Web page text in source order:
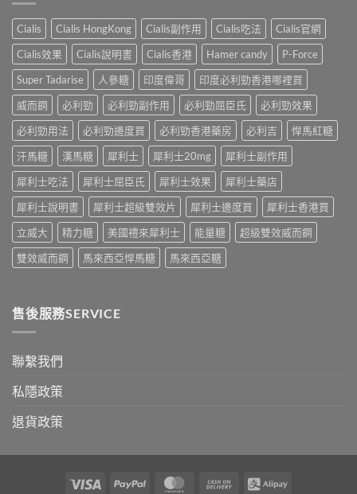
樣？
副
作
用
大
嗎？〉
從
來
不
是
性
福
終
點〉
中
副
作
用
全
解
析：
見
反
應、
生
率〉
中
利
士，
他
達
拉
非）
效
與
藥
持
續
完
整
指
南：
30
分
效、
最
小
正
確
法
香
Cialis Cialis HongKong Cialis副作用 Cialis吃法
Cialis官網
Cialis效果
Cialis說明書 Cialis香港 Hamer candy
P-Force
Super Tadarise
人參糖 印度偉哥
印度必利勁香港哪裡買
威而鋼
必利勁 必利勁副作用 必利勁屈臣氏
必利勁效果
必利勁用法
必利勁邊度買 必利勁香港藥房 必利吉
悍馬紅糖
汗馬糖
漢馬糖 犀利士 犀利士20mg
犀利士副作用
犀利士吃法
犀利士屈臣氏 犀利士效果
犀利士藥店
犀利士說明書
犀利士超級雙效片 犀利士邊度買
犀利士香港買
立威大
精力糖 美國禮來犀利士 能量糖
超級雙效威而鋼
雙效威而鋼
馬來西亞悍馬糖 馬來西亞糖
售後服務SERVICE
聯繫我們
私隱政策
退貨政策
Visa PayPal MasterCardCash
Alipay